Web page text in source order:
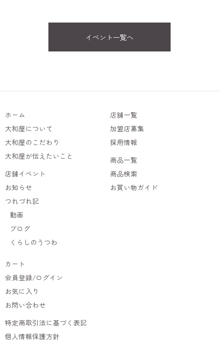
イベント一覧へ
ホーム
大和屋について
大和屋のこだわり
大和屋が伝えたいこと
店舗イベント
お知らせ
つれづれ記
動画
ブログ
くらしのうつわ
店舗一覧
加盟店募集
採用情報
商品一覧
商品検索
お買い物ガイド
カート
会員登録/ログイン
お気に入り
お問い合わせ
特定商取引法に基づく表記
個人情報保護方針